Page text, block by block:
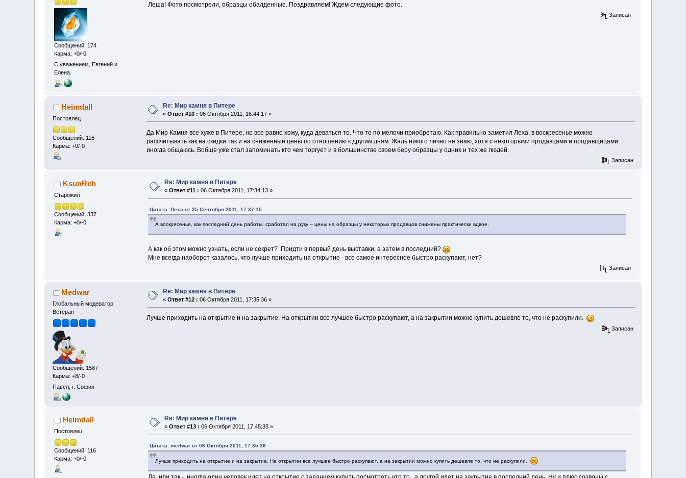
Сообщений: 174
Карма: +0/-0
С уважением, Евгений и
Елена.
Леша! Фото посмотрели, образцы обалденные. Поздравляем! Ждем следующие фото.
Записан
Heimdall
Постоялец
Сообщений: 116
Карма: +0/-0
Re: Мир камня в Питере
«Ответ #10 : 06 Октября 2011, 16:44:17 »
Да Мир Камня все хуже в Питере, но все равно хожу, куда деваться то. Что то по мелочи приобретаю. Как правильно заметил Леха, в воскресенье можно
рассчитывать как на скидки так и на сниженные цены по отношению к другим дням. Жаль никого лично не знаю, хотя с некоторыми продавцами и продавщицами
иногда общаюсь. Вобще уже стал запоминать кто чем торгует и в большинстве своем беру образцы у одних и тех же людей.
Записан
KsunReh
Старожил
Сообщений: 337
Карма: +0/-0
Re: Мир камня в Питере
«Ответ #11 : 06 Октября 2011, 17:34:13 »
Цитата: Леха от 25 Сентября 2011, 17:37:15
А воскресенье, как последний день работы, сработал на руку – цены на образцы у некоторых продавцов снижены практически вдвое.
А как об этом можно узнать, если не секрет? Придти в первый день выставки, а затем в последний?
Мне всегда наоборот казалось, что лучше приходить на открытие - все самое интересное быстро раскупают, нет?
Записан
Medwar
Глобальный модератор
Ветеран
Сообщений: 1587
Карма: +8/-0
Павел, г. София
Re: Мир камня в Питере
«Ответ #12 : 06 Октября 2011, 17:35:36 »
Лучше приходить на открытие и на закрытие. На открытии все лучшее быстро раскупают, а на закрытии можно купить дешевле то, что не раскупили.
Записан
Heimdall
Постоялец
Сообщений: 116
Карма: +0/-0
Re: Мир камня в Питере
«Ответ #13 : 06 Октября 2011, 17:45:35 »
Цитата: medwar от 06 Октября 2011, 17:35:36
Лучше приходить на открытие и на закрытие. На открытии все лучшее быстро раскупают, а на закрытии можно купить дешевле то, что не раскупили.